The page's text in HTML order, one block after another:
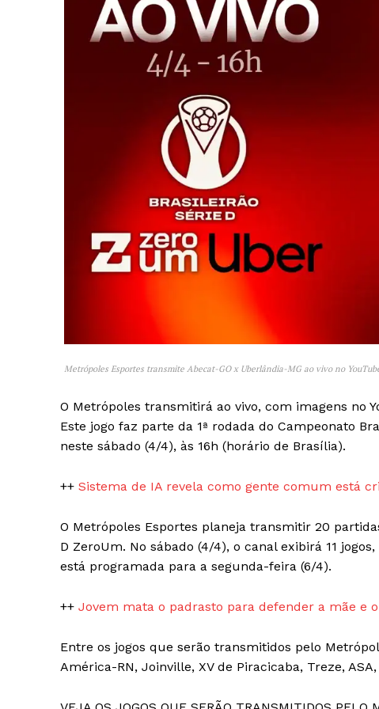
Aprenda tudo
Inteligência
SAIBA MAIS
Metrópoles Esportes transmite Abecat-GO x Uberlândia-MG ao vivo no
O Metrópoles transmitirá ao vivo, com imagens no
Este jogo faz parte da 1ª rodada do Campeonato
neste sábado (4/4), às 16h (horário de Brasília).
++ Sistema de IA revela como gente comum está
O Metrópoles Esportes planeja transmitir 20
D ZeroUm. No sábado (4/4), o canal exibirá 11
está programada para a segunda-feira (6/4).
++ Jovem mata o padrasto para defender a mãe e
Entre os jogos que serão transmitidos pelo
América-RN, Joinville, XV de Piracicaba, Treze,